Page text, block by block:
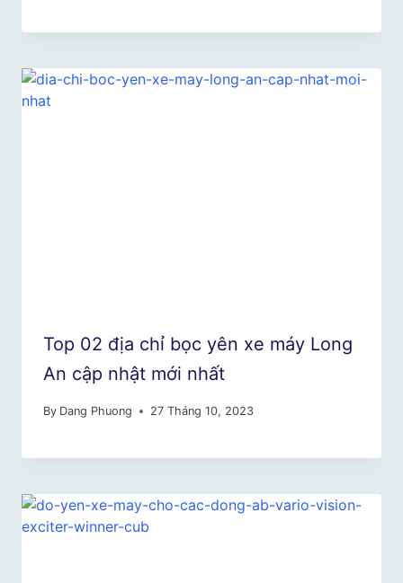
Top 02 địa chỉ bọc yên xe máy Long
An cập nhật mới nhất
By Dang Phuong 27 Tháng 10, 2023